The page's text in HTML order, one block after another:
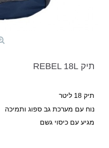
תיק REBEL 18L
תיק 18 ליטר
נוח עם מערכת גב ספוג ותמיכה
מגיע עם כיסוי גשם